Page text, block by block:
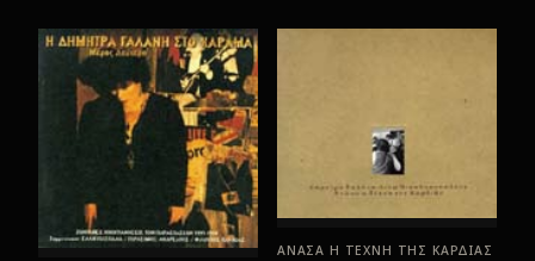
ΑΝΑΣΑ Η ΤΕΧΝΗ ΤΗΣ ΚΑΡΔΙΑΣ